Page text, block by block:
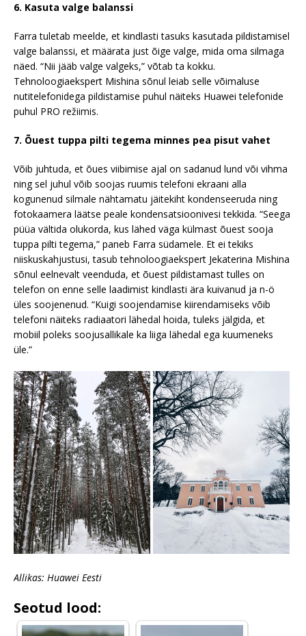
6. Kasuta valge balanssi
Farra tuletab meelde, et kindlasti tasuks kasutada pildistamisel
valge balanssi, et määrata just õige valge, mida oma silmaga
näed. “Nii jääb valge valgeks,” võtab ta kokku.
Tehnoloogiaekspert Mishina sõnul leiab selle võimaluse
nutitelefonidega pildistamise puhul näiteks Huawei telefonide
puhul PRO režiimis.
7. Õuest tuppa pilti tegema minnes pea pisut vahet
Võib juhtuda, et õues viibimise ajal on sadanud lund või vihma
ning sel juhul võib soojas ruumis telefoni ekraani alla
kogunenud silmale nähtamatu jäitekiht kondenseeruda ning
fotokaamera läätse peale kondensatsioonivesi tekkida. “Seega
püüa vältida olukorda, kus lähed väga külmast õuest sooja
tuppa pilti tegema,” paneb Farra südamele. Et ei tekiks
niiskuskahjustusi, tasub tehnoloogiaekspert Jekaterina Mishina
sõnul eelnevalt veenduda, et õuest pildistamast tulles on
telefon on enne selle laadimist kindlasti ära kuivanud ja n-ö
üles soojenenud. “Kuigi soojendamise kiirendamiseks võib
telefoni näiteks radiaatori lähedal hoida, tuleks jälgida, et
mobiil poleks soojusallikale ka liiga lähedal ega kuumeneks
üle.”
Allikas: Huawei Eesti
Seotud lood: